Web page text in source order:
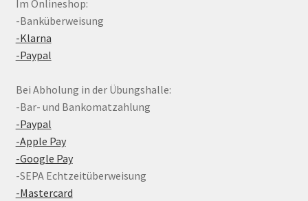
Im Onlineshop:
-Banküberweisung
-Klarna
-Paypal
Bei Abholung in der Übungshalle:
-Bar- und Bankomatzahlung
-Paypal
-Apple Pay
-Google Pay
-SEPA Echtzeitüberweisung
-Mastercard